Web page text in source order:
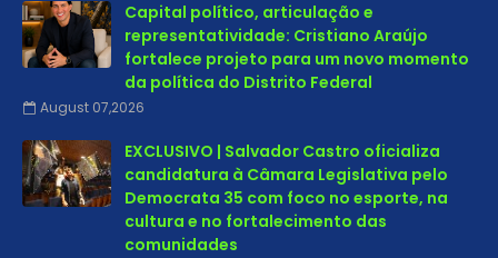
Capital político, articulação e
representatividade: Cristiano Araújo
fortalece projeto para um novo momento
da política do Distrito Federal
August 07,2026
EXCLUSIVO | Salvador Castro oficializa
candidatura à Câmara Legislativa pelo
Democrata 35 com foco no esporte, na
cultura e no fortalecimento das
comunidades